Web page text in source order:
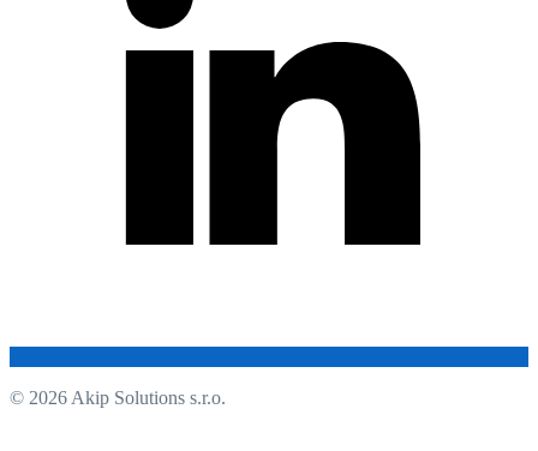
© 2026 Akip Solutions s.r.o.